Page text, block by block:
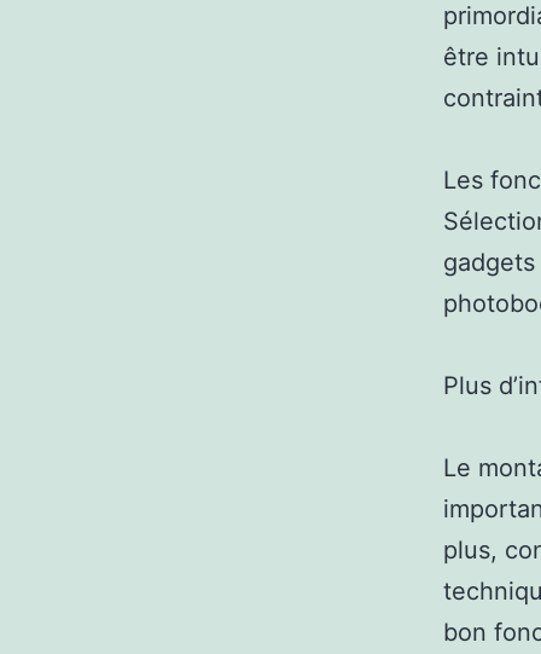
être
Les
Plus
Le
plus,
bon